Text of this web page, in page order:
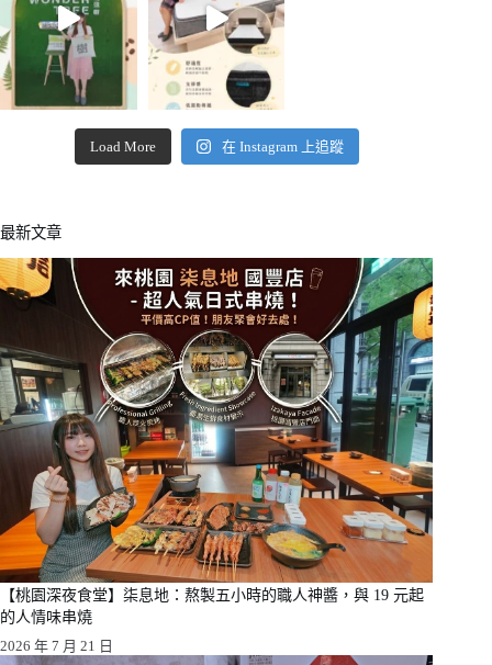
Load More 在 Instagram 上追蹤
最新文章
【桃園深夜食堂】柒息地：熬製五小時的職人神醬，與 19 元起
的人情味串燒
2026 年 7 月 21 日